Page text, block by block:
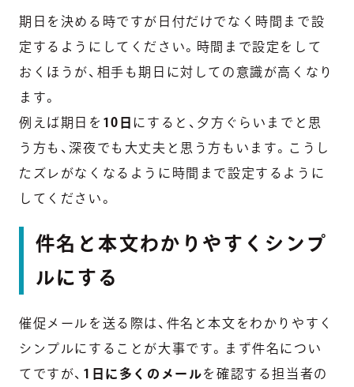
期日を決める時ですが日付だけでなく時間まで設
定するようにしてください。
時間まで設定をして
おくほうが、相手も期日に対しての意識が高くなり
ます。
例えば期日を 10日 にすると、夕方ぐらいまでと思
う方も、深夜でも大丈夫と思う方もいます。こうし
たズレがなくなるように 時間まで設定するように
してください。
件名と本文わかりやすくシンプ
ルにする
催促メールを送る際は、件名と本文をわかりやすく
シンプルにすることが大事です。まず件名につい
てですが、 1日に多くのメールを確認する担当者の